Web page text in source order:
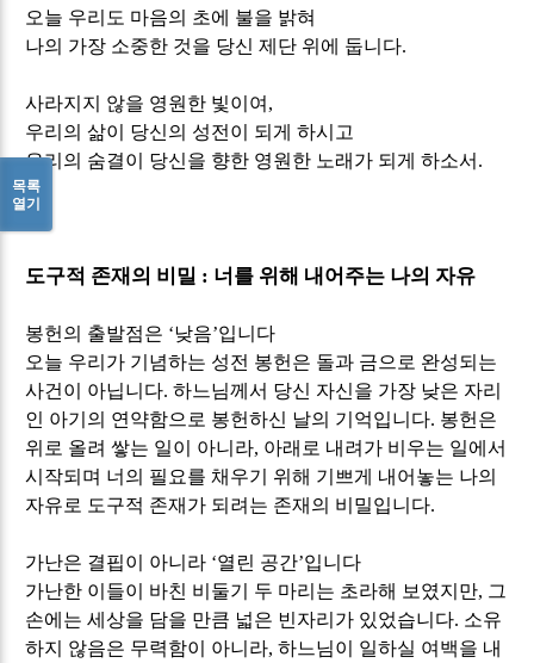
오늘 우리도 마음의 초에 불을 밝혀
나의 가장 소중한 것을 당신 제단 위에 둡니다.
사라지지 않을 영원한 빛이여 ,
우리의 삶이 당신의 성전이 되게 하시고
우리의 숨결이 당신을 향한 영원한 노래가 되게 하소서 .
도구적 존재의 비밀 : 너를 위해 내어주는 나의 자유
봉헌의 출발점은 ‘낮음’입니다
오늘 우리가 기념하는 성전 봉헌은 돌과 금으로 완성되는
사건이 아닙니다.하느님께서 당신 자신을 가장 낮은 자리
인 아기의 연약함으로 봉헌하신 날의 기억입니다. 봉헌은
위로 올려 쌓는 일이 아니라, 아래로 내려가 비우는 일에서
시작되며 너의 필요를 채우기 위해 기쁘게 내어놓는 나의
자유로 도구적 존재가 되려는 존재의 비밀입니다.
가난은 결핍이 아니라 ‘열린 공간’입니다
가난한 이들이 바친 비둘기 두 마리는 초라해 보였지만, 그
손에는 세상을 담을 만큼 넓은 빈자리가 있었습니다. 소유
하지 않음은 무력함이 아니라,하느님이 일하실 여백을 내
목록
열기